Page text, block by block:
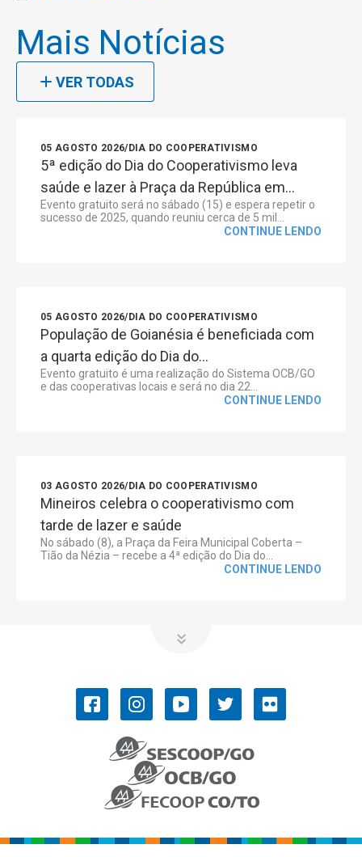
Mais Notícias
VER TODAS
05 AGOSTO 2026/DIA DO COOPERATIVISMO
5ª edição do Dia do Cooperativismo leva
saúde e lazer à Praça da República em...
Evento gratuito será no sábado (15) e espera repetir o
sucesso de 2025, quando reuniu cerca de 5 mil...
CONTINUE LENDO
05 AGOSTO 2026/DIA DO COOPERATIVISMO
População de Goianésia é beneficiada com
a quarta edição do Dia do...
Evento gratuito é uma realização do Sistema OCB/GO
e das cooperativas locais e será no dia 22...
CONTINUE LENDO
03 AGOSTO 2026/DIA DO COOPERATIVISMO
Mineiros celebra o cooperativismo com
tarde de lazer e saúde
No sábado (8), a Praça da Feira Municipal Coberta –
Tião da Nézia – recebe a 4ª edição do Dia do...
CONTINUE LENDO
Convenções Coletivas de Trabalho
COOPERATIVISMO
História do Cooperativismo
História do Sistema OCB
NOSSOS SERVIÇOS
Aprimoora
Censo